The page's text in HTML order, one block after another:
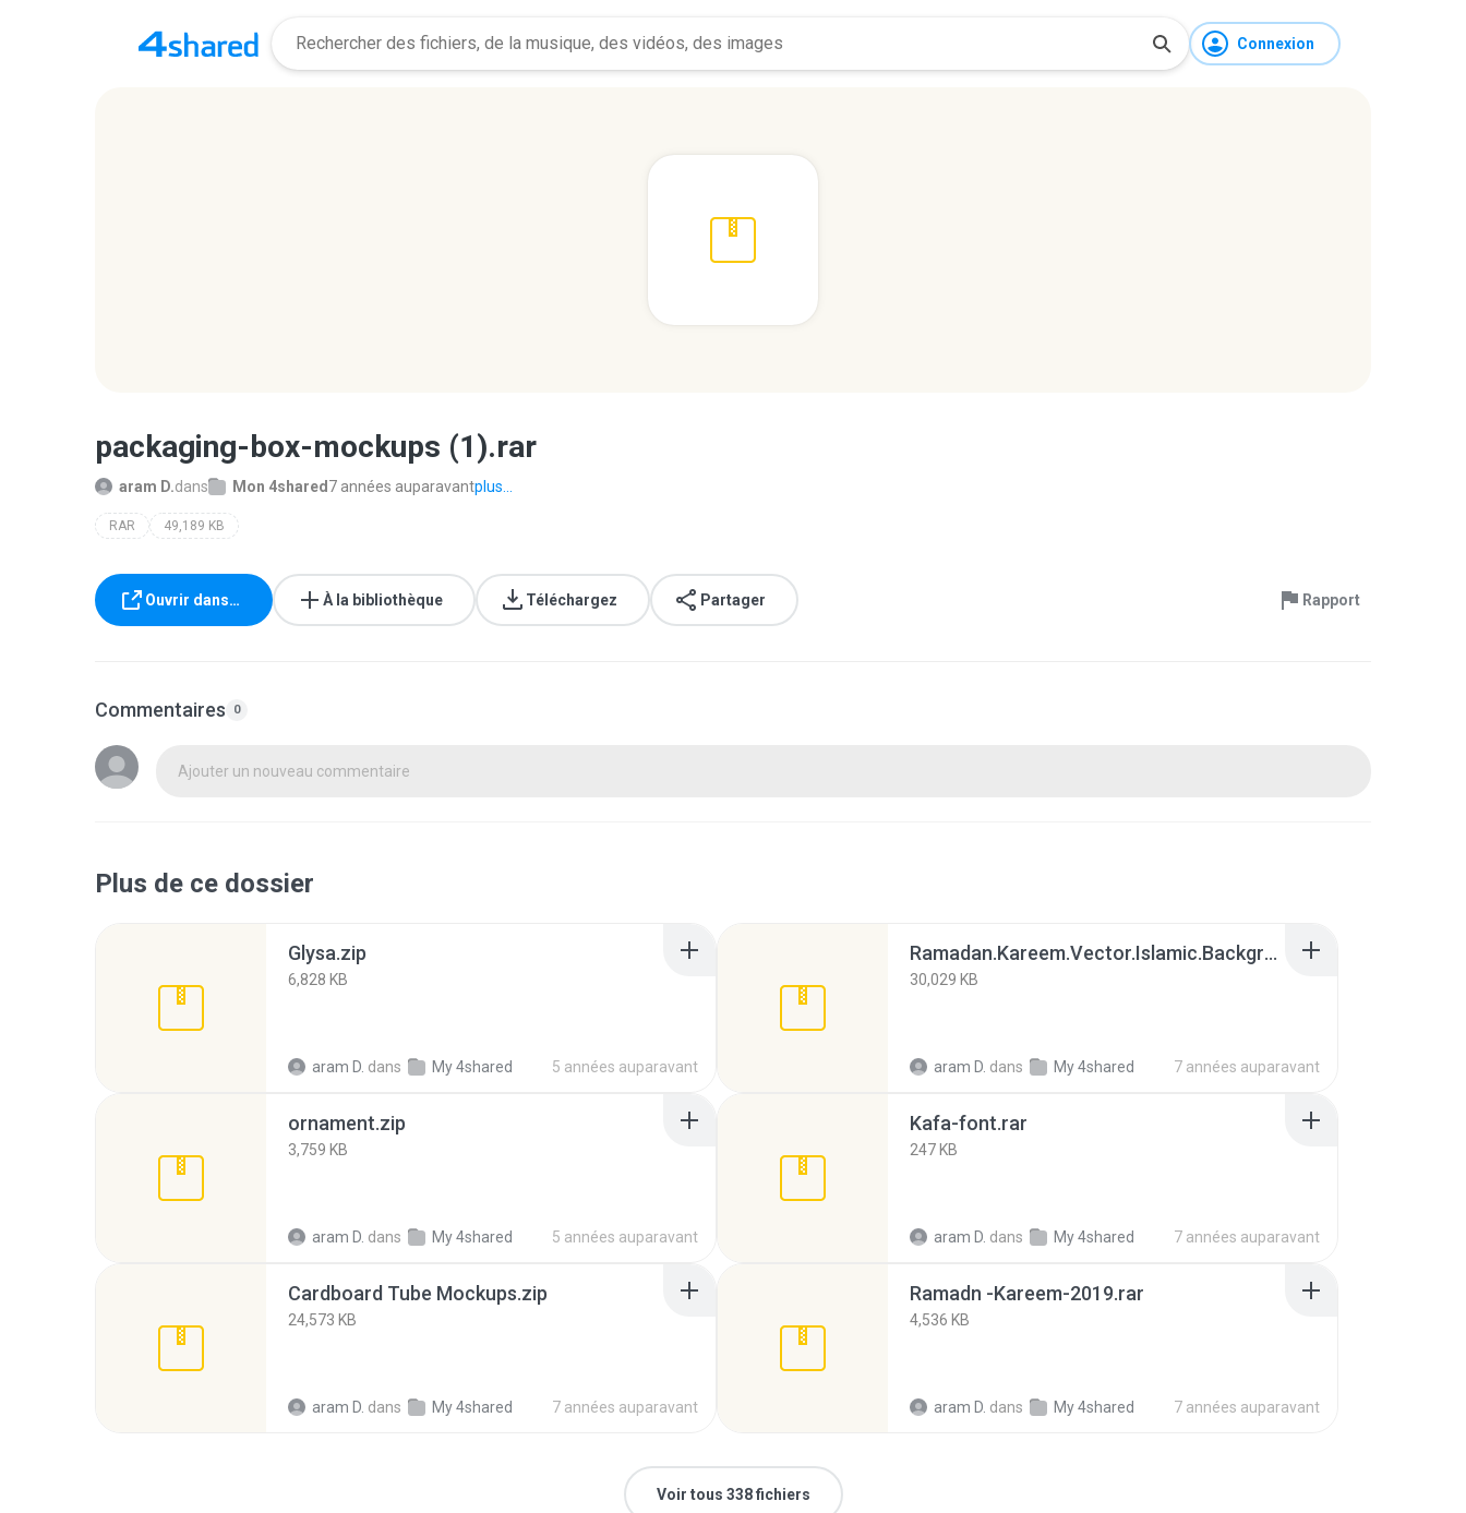
Connexion
packaging-box-mockups (1).rar
aram D.dans Mon 4shared 7 années auparavantplus...
RAR 49,189 KB
Ouvrir dans… À la bibliothèque Téléchargez Partager Rapport
Commentaires 0
Ajouter un nouveau commentaire
Plus de ce dossier
Glysa.zip
6,828 KB
aram D. dans My 4shared 5 années auparavant
Ramadan.Kareem.Vector.Islamic.Background.rar
30,029 KB
aram D. dans My 4shared 7 années auparavant
ornament.zip
3,759 KB
aram D. dans My 4shared 5 années auparavant
Kafa-font.rar
247 KB
aram D. dans My 4shared 7 années auparavant
Cardboard Tube Mockups.zip
24,573 KB
aram D. dans My 4shared 7 années auparavant
Ramadn -Kareem-2019.rar
4,536 KB
aram D. dans My 4shared 7 années auparavant
Voir tous 338 fichiers